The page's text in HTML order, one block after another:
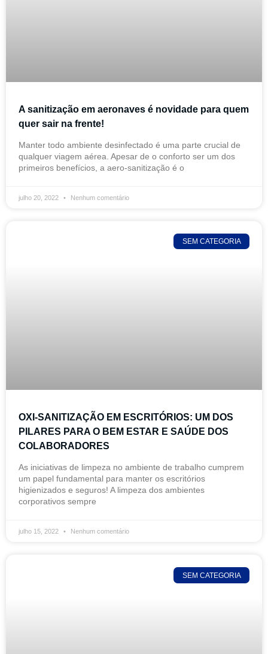
A sanitização em aeronaves é novidade para quem
quer sair na frente!
Manter todo ambiente desinfectado é uma parte crucial de
qualquer viagem aérea. Apesar de o conforto ser um dos
primeiros benefícios, a aero-sanitização é o
julho 20, 2022 Nenhum comentário
SEM CATEGORIA
OXI-SANITIZAÇÃO EM ESCRITÓRIOS: UM DOS
PILARES PARA O BEM ESTAR E SAÚDE DOS
COLABORADORES
As iniciativas de limpeza no ambiente de trabalho cumprem
um papel fundamental para manter os escritórios
higienizados e seguros! A limpeza dos ambientes
corporativos sempre
julho 15, 2022 Nenhum comentário
SEM CATEGORIA